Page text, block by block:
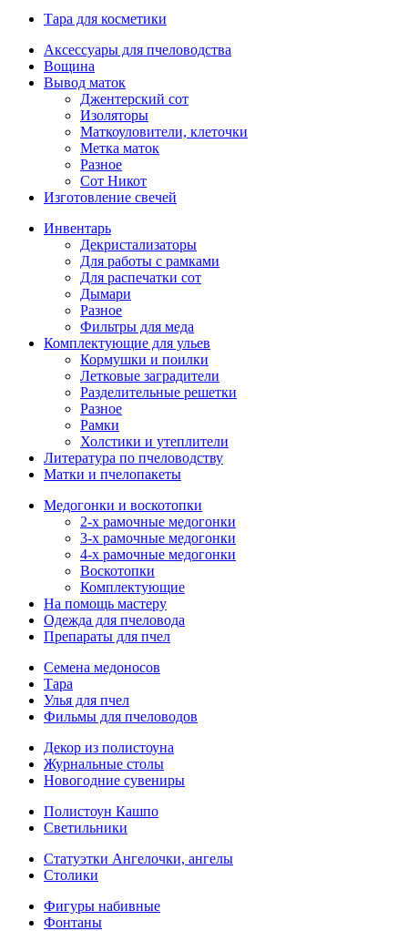
Тара для косметики
Аксессуары для пчеловодства
Вощина
Вывод маток
Джентерский сот
Изоляторы
Маткоуловители, клеточки
Метка маток
Разное
Сот Никот
Изготовление свечей
Инвентарь
Декристализаторы
Для работы с рамками
Для распечатки сот
Дымари
Разное
Фильтры для меда
Комплектующие для ульев
Кормушки и поилки
Летковые заградители
Разделительные решетки
Разное
Рамки
Холстики и утеплители
Литература по пчеловодству
Матки и пчелопакеты
Медогонки и воскотопки
2-х рамочные медогонки
3-х рамочные медогонки
4-х рамочные медогонки
Воскотопки
Комплектующие
На помощь мастеру
Одежда для пчеловода
Препараты для пчел
Семена медоносов
Тара
Улья для пчел
Фильмы для пчеловодов
Декор из полистоуна
Журнальные столы
Новогодние сувениры
Полистоун Кашпо
Светильники
Статуэтки Ангелочки, ангелы
Столики
Фигуры набивные
Фонтаны